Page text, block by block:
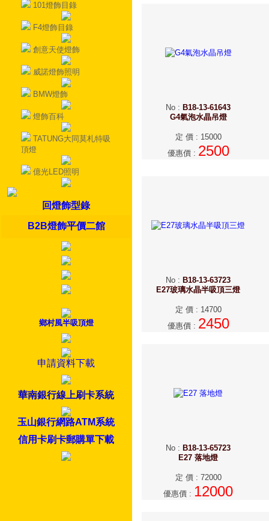
101燈飾目錄
F4燈飾目錄
創意天使燈飾
威諾燈飾照明
BMW燈飾
燈飾百科
TATUNG大同莫札特吸
頂燈
億光LED照明
回燈飾型錄
B2B燈飾平價二館
鄉村風半吸頂燈
申請資料下載
華南銀行線上刷卡系統
玉山銀行網路ATM系統
信用卡刷卡郵購單下載
No : B18-13-61643
G4氣泡水晶吊燈
定 價: 15000
優惠價: 2500
No : B18-13-63723
E27玻璃水晶半吸頂三燈
定 價: 14700
優惠價: 2450
No : B18-13-65723
E27 落地燈
定 價: 72000
優惠價 : 12000